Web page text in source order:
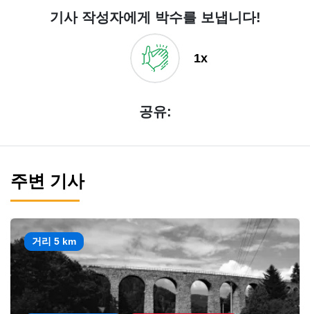
기사 작성자에게 박수를 보냅니다!
1x
공유:
주변 기사
거리 5 km